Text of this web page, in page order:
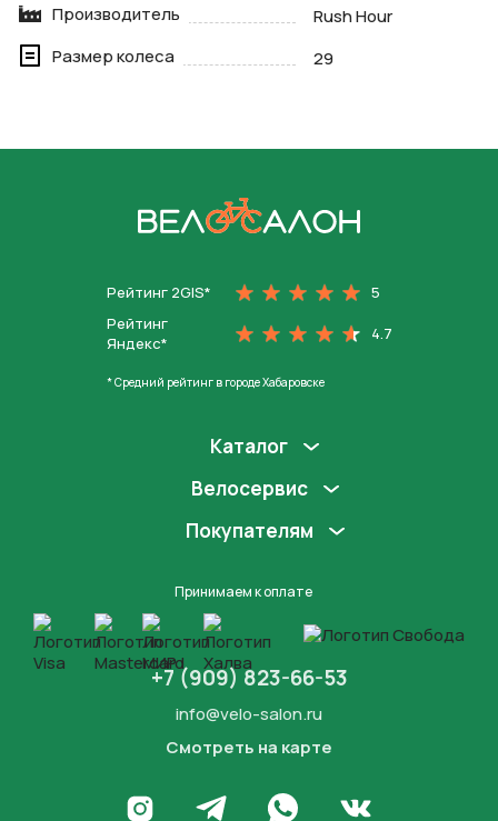
Производитель
Rush Hour
Размер колеса
29
Рейтинг 2GIS*
5
Рейтинг
Яндекс*
4.7
* Средний рейтинг в городе Хабаровске
Каталог
Велосервис
Покупателям
Принимаем к оплате
+7 (909) 823-66-53
info@velo-salon.ru
Смотреть на карте
Перейти в Инстаграм
Написать в Телеграм
Написать в WhatsApp
Перейти во